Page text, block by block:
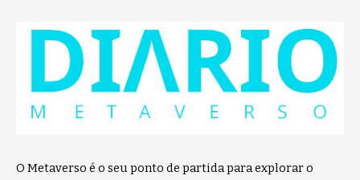
O Metaverso é o seu ponto de partida para explorar o